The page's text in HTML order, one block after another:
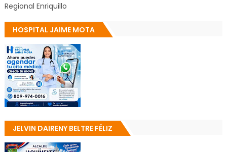
Regional Enriquillo
HOSPITAL JAIME MOTA
JELVIN DAIRENY BELTRE FÉLIZ